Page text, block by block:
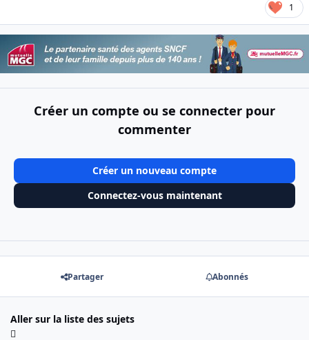
1
Créer un compte ou se connecter pour
commenter
Créer un nouveau compte
Connectez-vous maintenant
Partager Abonnés
Aller sur la liste des sujets